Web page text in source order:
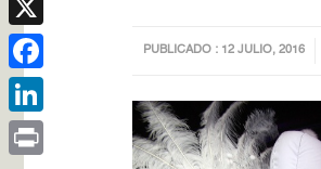
PUBLICADO : 12 JULIO, 2016
X
Facebook
LinkedIn